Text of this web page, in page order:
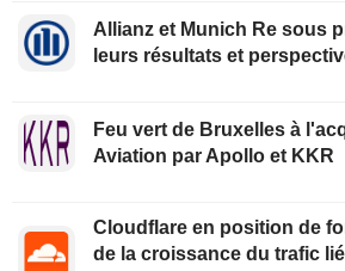
Allianz et Munich Re sous
leurs résultats et
Feu vert de Bruxelles à
Aviation par Apollo et KKR
Cloudflare en position de
de la croissance du trafic